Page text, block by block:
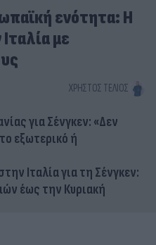
ενότητα: Η
με
ΧΡΉΣΤΟΣ ΤΈΛΙΟΣ
για Σένγκεν: «Δεν
εξωτερικό ή
Ιταλία για τη Σένγκεν:
έως την Κυριακή